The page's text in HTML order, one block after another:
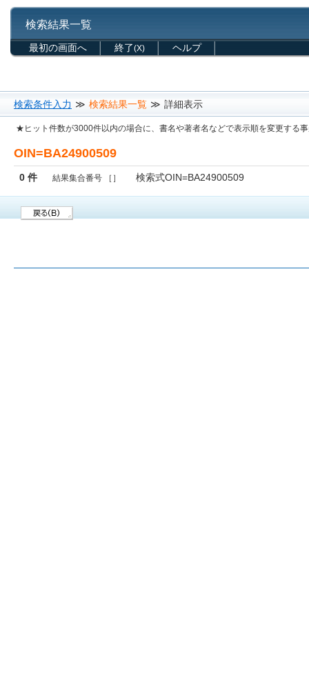
検索結果一覧
最初の画面へ 終了(X) ヘルプ
検索条件入力 ≫ 検索結果一覧 ≫ 詳細表示
★ヒット件数が3000件以内の場合に、書名や著者名などで表示順を変更する
OIN=BA24900509
0 件 結果集合番号 ［］ 検索式OIN=BA24900509